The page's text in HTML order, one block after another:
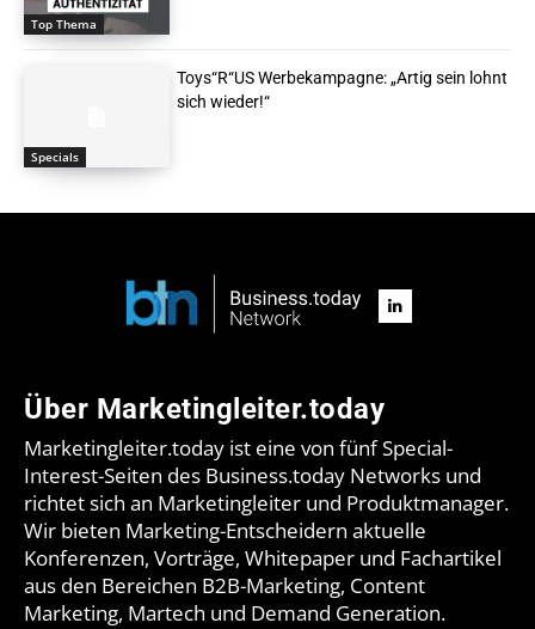
Top Thema
Specials
Toys“R“US Werbekampagne: „Artig sein lohnt
sich wieder!“
Über Marketingleiter.today
Marketingleiter.today ist eine von fünf Special-
Interest-Seiten des Business.today Networks und
richtet sich an Marketingleiter und Produktmanager.
Wir bieten Marketing-Entscheidern aktuelle
Konferenzen, Vorträge, Whitepaper und Fachartikel
aus den Bereichen B2B-Marketing, Content
Marketing, Martech und Demand Generation.